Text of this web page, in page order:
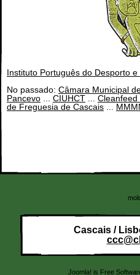
Instituto Português do Desporto
No passado: Câmara Municipal
Pancevo
CIUHCT Cleanfeed
de Freguesia de Cascais
Cascais /
Joomla! is Free